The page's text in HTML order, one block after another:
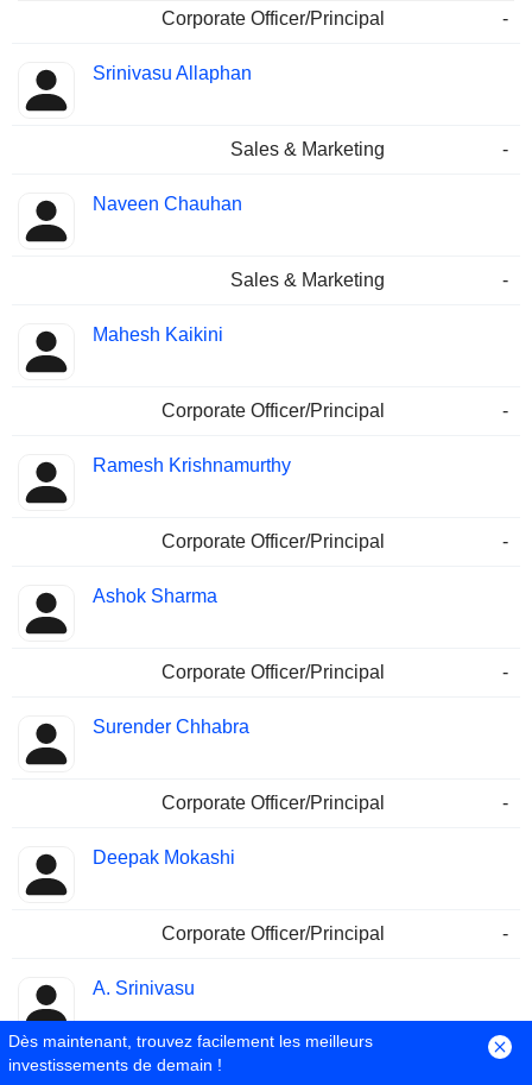
Corporate Officer/Principal
-
Srinivasu Allaphan
Sales & Marketing -
Naveen Chauhan
Sales & Marketing -
Mahesh Kaikini
Corporate Officer/Principal -
Ramesh Krishnamurthy
Corporate Officer/Principal -
Ashok Sharma
Corporate Officer/Principal -
Surender Chhabra
Corporate Officer/Principal -
Deepak Mokashi
Corporate Officer/Principal -
A. Srinivasu
-
Dès maintenant, trouvez facilement les meilleurs
investissements de demain !